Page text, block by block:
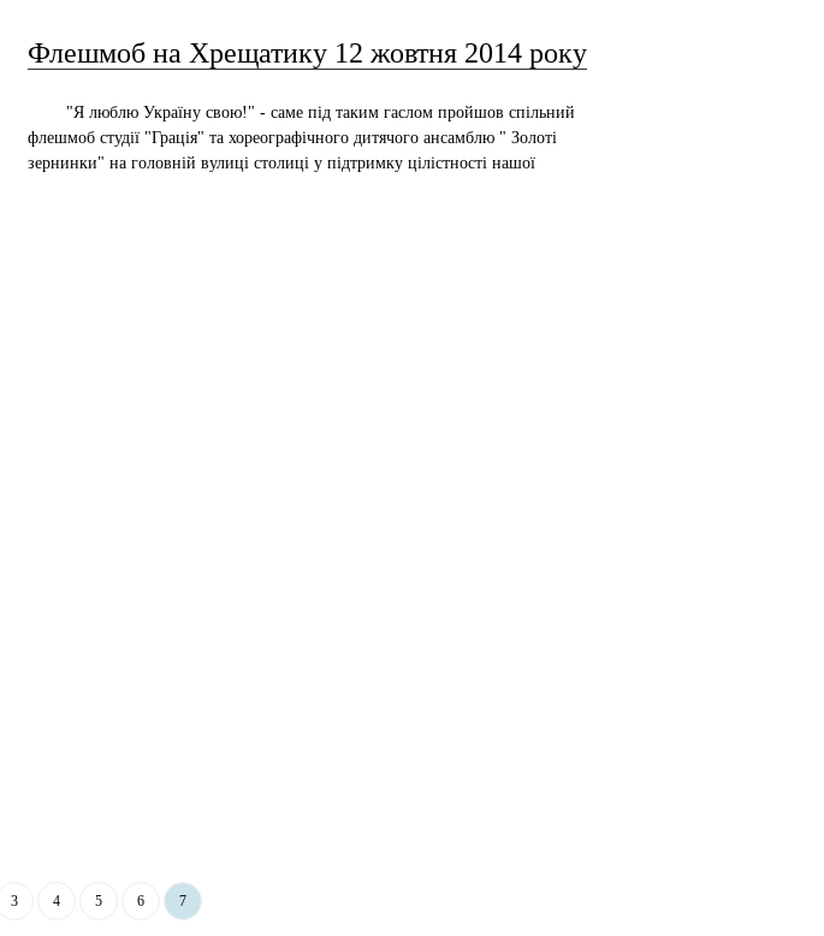
Флешмоб на Хрещатику 12 жовтня 2014 року
"Я люблю Україну свою!" - саме під таким гаслом пройшов спільний
флешмоб студії "Грація" та хореографічного дитячого ансамблю " Золоті
зернинки" на головній вулиці столиці у підтримку цілістності нашої
3 4 5 6 7